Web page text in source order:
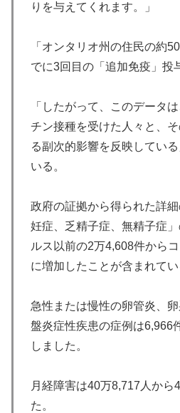
りを与えてくれます。」
「オンタリオ州の住民の約
でに3回目の「追加免疫」投
「したがって、このデータ
チン接種を受けた人々と、
る副次的影響を反映してい
いる。
政府の証拠から得られた詳
妊症、乏精子症、無精子症
ルス以前の2万4,608件から
に増加したことが含まれてい
急性または慢性の卵管炎、
盤炎症性疾患の症例は6,966
しました。
月経障害は40万8,717人から
た。